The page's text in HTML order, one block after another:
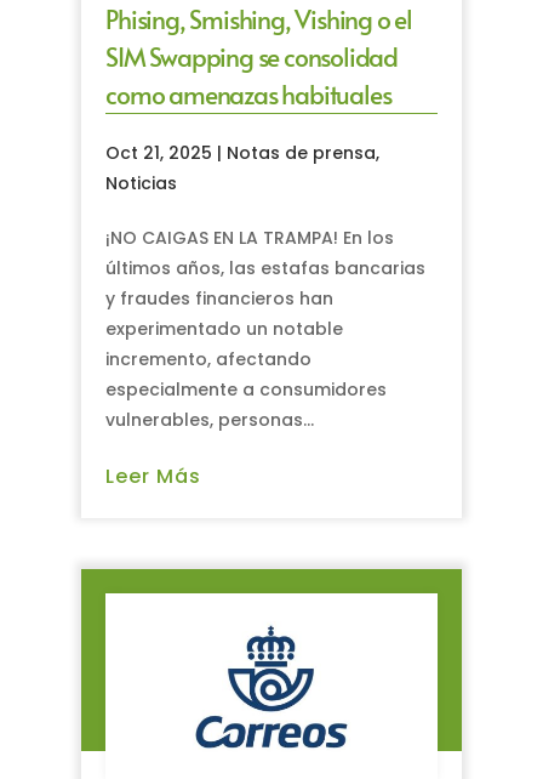
Phising, Smishing, Vishing o el
SIM Swapping se consolidad
como amenazas habituales
Oct 21, 2025 | Notas de prensa,
Noticias
¡NO CAIGAS EN LA TRAMPA! En los
últimos años, las estafas bancarias
y fraudes financieros han
experimentado un notable
incremento, afectando
especialmente a consumidores
vulnerables, personas...
Leer Más